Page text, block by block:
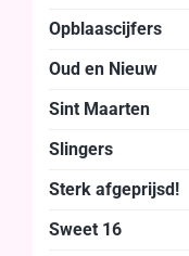
Opblaascijfers
Oud en Nieuw
Sint Maarten
Slingers
Sterk afgeprijsd!
Sweet 16